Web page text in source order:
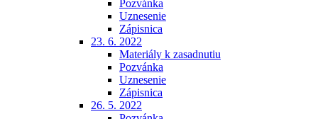
Pozvánka
Uznesenie
Zápisnica
23. 6. 2022
Materiály k zasadnutiu
Pozvánka
Uznesenie
Zápisnica
26. 5. 2022